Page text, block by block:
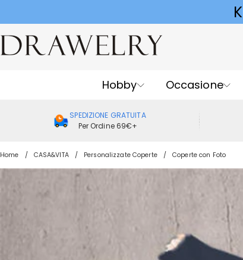
Hobby Occasione
SPEDIZIONE GRATUITA
Per Ordine 69€+
Home CASA&VITA Personalizzate Coperte Coperte con Foto